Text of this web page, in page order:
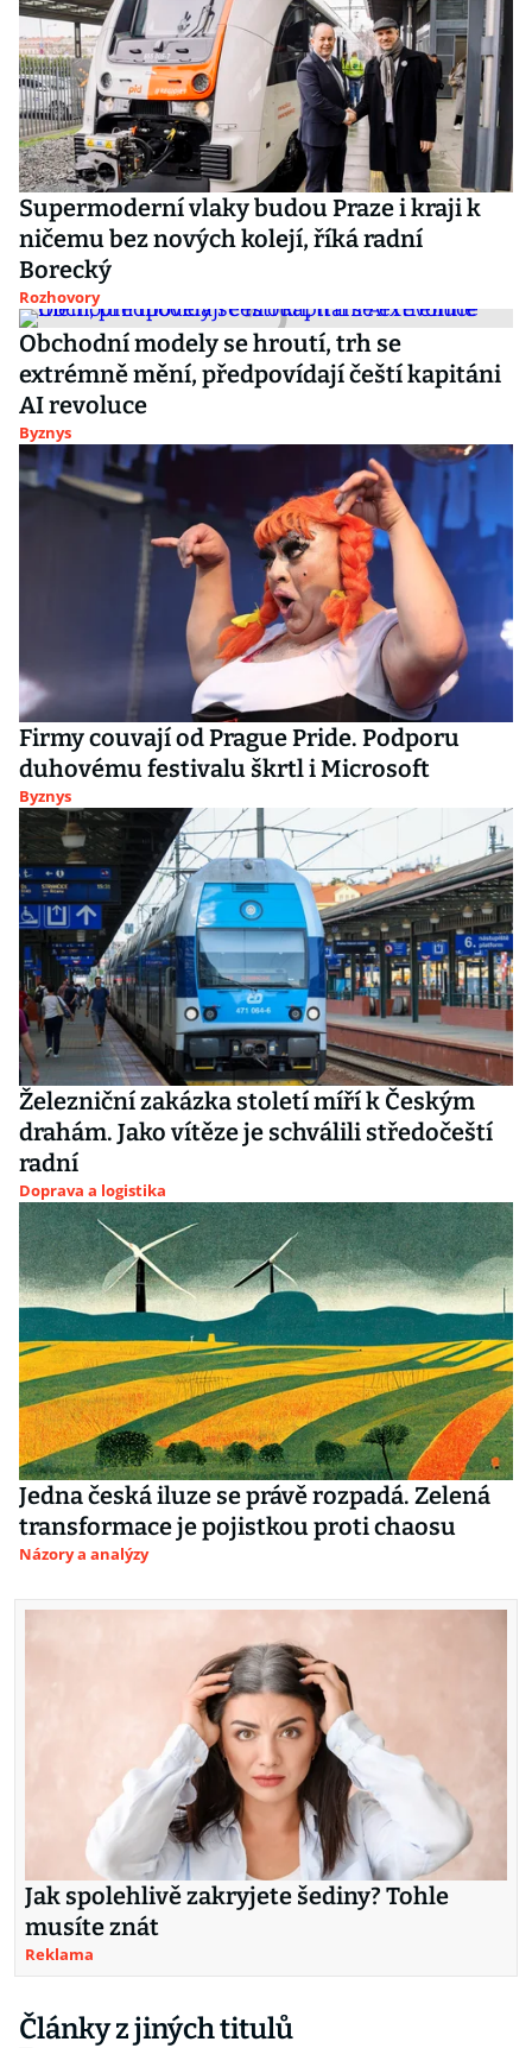
Supermoderní vlaky budou Praze i kraji k
ničemu bez nových kolejí, říká radní
Borecký
Rozhovory
Obchodní modely se hroutí, trh se
extrémně mění, předpovídají čeští kapitáni
AI revoluce
Byznys
Firmy couvají od Prague Pride. Podporu
duhovému festivalu škrtl i Microsoft
Byznys
Železniční zakázka století míří k Českým
drahám. Jako vítěze je schválili středočeští
radní
Doprava a logistika
Jedna česká iluze se právě rozpadá. Zelená
transformace je pojistkou proti chaosu
Názory a analýzy
Jak spolehlivě zakryjete šediny? Tohle
musíte znát
Reklama
Články z jiných titulů